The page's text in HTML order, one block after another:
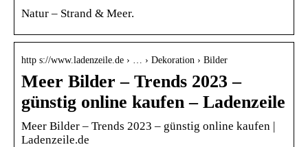
Natur – Strand & Meer.
http s://www.ladenzeile.de › … › Dekoration › Bilder
Meer Bilder – Trends 2023 –
günstig online kaufen – Ladenzeile
Meer Bilder – Trends 2023 – günstig online kaufen |
Ladenzeile.de